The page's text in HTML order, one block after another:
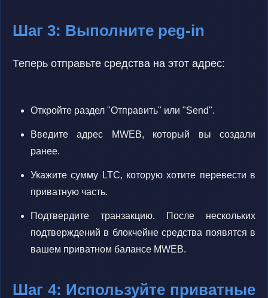
Шаг 3: Выполните peg-in
Теперь отправьте средства на этот адрес:
Откройте раздел "Отправить" или "Send".
Введите адрес MWEB, который вы создали
ранее.
Укажите сумму LTC, которую хотите перевести в
приватную часть.
Подтвердите транзакцию. После нескольких
подтверждений в блокчейне средства появятся в
вашем приватном балансе MWEB.
Шаг 4: Используйте приватные